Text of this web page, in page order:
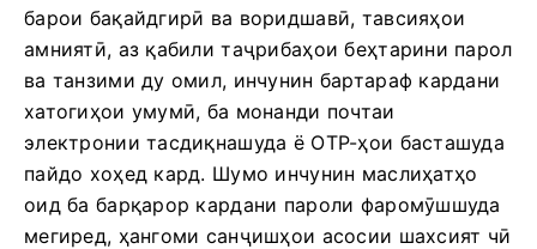
барои бақайдгирӣ ва воридшавӣ, тавсияҳои
амниятӣ, аз қабили таҷрибаҳои беҳтарини парол
ва танзими ду омил, инчунин бартараф кардани
хатогиҳои умумӣ, ба монанди почтаи
электронии тасдиқнашуда ё OTP-ҳои басташуда
пайдо хоҳед кард. Шумо инчунин маслиҳатҳо
оид ба барқарор кардани пароли фаромӯшшуда
мегиред, ҳангоми санҷишҳои асосии шахсият чӣ